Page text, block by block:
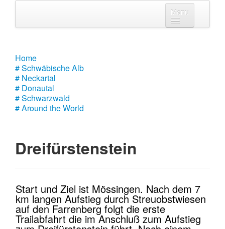
Menu
# Schwäbische Alb
# Neckartal
# Donautal
Home
# Schwäbische Alb
# Neckartal
# Donautal
# Schwarzwald
# Around the World
Dreifürstenstein
Start und Ziel ist Mössingen. Nach dem 7
km langen Aufstieg durch Streuobstwiesen
auf den Farrenberg folgt die erste
Trailabfahrt die im Anschluß zum Aufstieg